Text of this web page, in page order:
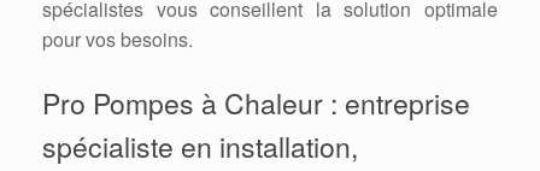
spécialistes vous conseillent la solution optimale
pour vos besoins.
Pro Pompes à Chaleur : entreprise
spécialiste en installation,